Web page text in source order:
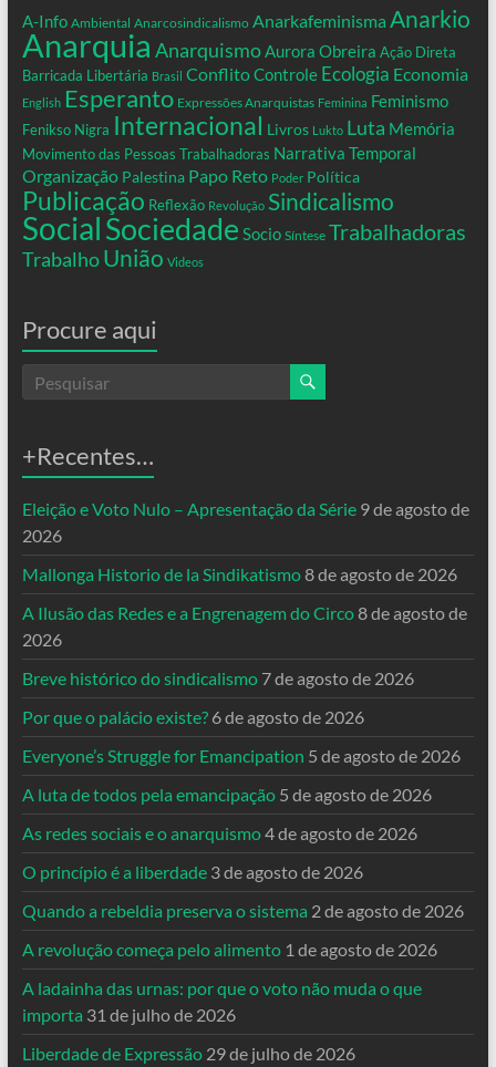
A-Info Ambiental Anarcosindicalismo Anarkafeminisma Anarkio
Anarquia AnarquismoAurora Obreira Ação Direta
Barricada Libertária Brasil ConflitoControle Ecologia Economia
English Esperanto Expressões Anarquistas Feminina Feminismo
Fenikso Nigra Internacional Livros Lukto Luta Memória
Movimento das Pessoas Trabalhadoras Narrativa Temporal
Organização Palestina Papo Reto Poder Política
Publicação Reflexão Revolução Sindicalismo
SocialSociedade Socio Síntese Trabalhadoras
Trabalho União Videos
Procure aqui
+Recentes…
Eleição e Voto Nulo – Apresentação da Série 9 de agosto de
2026
Mallonga Historio de la Sindikatismo8 de agosto de 2026
A Ilusão das Redes e a Engrenagem do Circo8 de agosto de
2026
Breve histórico do sindicalismo 7 de agosto de 2026
Por que o palácio existe? 6 de agosto de 2026
Everyone’s Struggle for Emancipation 5 de agosto de 2026
A luta de todos pela emancipação 5 de agosto de 2026
As redes sociais e o anarquismo4 de agosto de 2026
O princípio é a liberdade 3 de agosto de 2026
Quando a rebeldia preserva o sistema 2 de agosto de 2026
A revolução começa pelo alimento 1 de agosto de 2026
A ladainha das urnas: por que o voto não muda o que
importa 31 de julho de 2026
Liberdade de Expressão 29 de julho de 2026